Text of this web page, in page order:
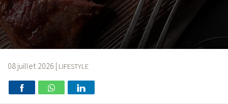
08 juillet 2026 | LIFESTYLE